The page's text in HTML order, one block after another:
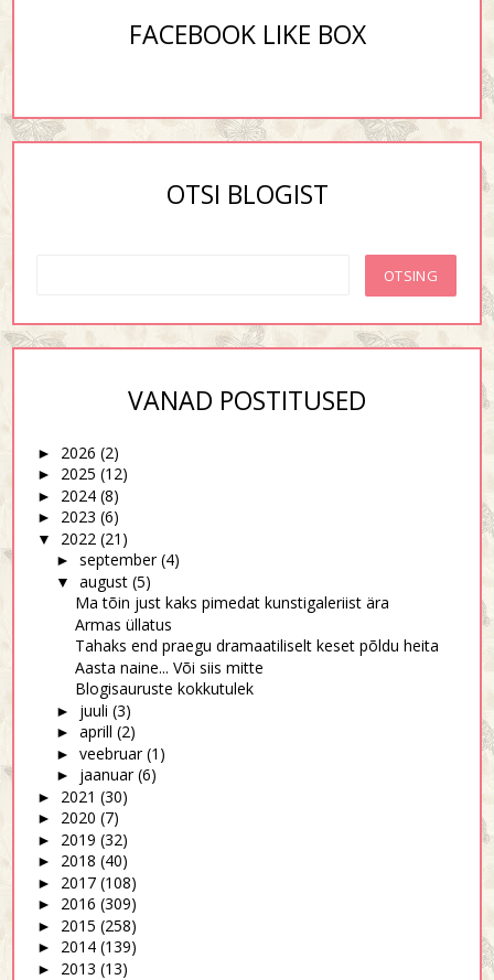
FACEBOOK LIKE BOX
OTSI BLOGIST
VANAD POSTITUSED
► 2026 (2)
► 2025 (12)
► 2024 (8)
► 2023 (6)
▼ 2022 (21)
► september (4)
▼ august (5)
Ma tõin just kaks pimedat kunstigaleriist ära
Armas üllatus
Tahaks end praegu dramaatiliselt keset põldu heita
Aasta naine... Või siis mitte
Blogisauruste kokkutulek
► juuli (3)
► aprill (2)
► veebruar (1)
► jaanuar (6)
► 2021 (30)
► 2020 (7)
► 2019 (32)
► 2018 (40)
► 2017 (108)
► 2016 (309)
► 2015 (258)
► 2014 (139)
► 2013 (13)